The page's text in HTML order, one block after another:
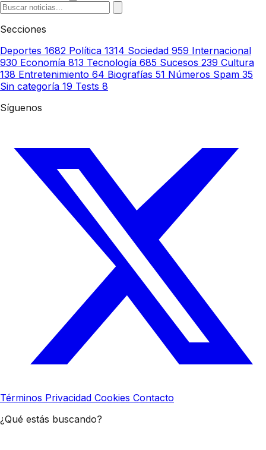
Secciones
Deportes 1682 Política 1314 Sociedad 959 Internacional
930 Economía 813 Tecnología 685 Sucesos 239 Cultura
138 Entretenimiento 64 Biografías 51 Números Spam 35
Sin categoría 19 Tests 8
Síguenos
Términos Privacidad Cookies Contacto
¿Qué estás buscando?